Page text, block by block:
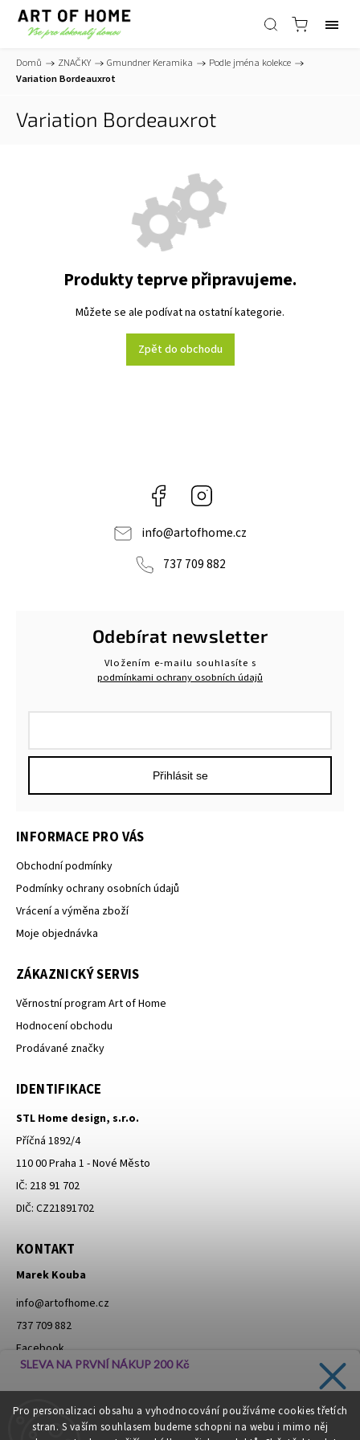
Pro personalizaci obsahu a vyhodnocování používáme cookies třetích
stran. S vaším souhlasem budeme schopni na webu i mimo něj
Domů / ZNAČKY / Gmundner Keramika / Podle jména kolekce /
Variation Bordeauxrot
Variation Bordeauxrot
Produkty teprve připravujeme.
Můžete se ale podívat na ostatní kategorie.
Zpět do obchodu
Facebook
info@artofhome.cz
737 709 882
Odebírat newsletter
Vložením e-mailu souhlasíte s
podmínkami ochrany osobních údajů
Přihlásit se
INFORMACE PRO VÁS
Obchodní podmínky
Podmínky ochrany osobních údajů
Vrácení a výměna zboží
Moje objednávka
ZÁKAZNICKÝ SERVIS
Věrnostní program Art of Home
Hodnocení obchodu
Prodávané značky
IDENTIFIKACE
STL Home design, s.r.o.
Příčná 1892/4
110 00 Praha 1 - Nové Město
IČ: 218 91 702
DIČ: CZ21891702
KONTAKT
Marek Kouba
info@artofhome.cz
737 709 882
Facebook
Instagram
Moje objednávka - odstoupení od smlouvy
SLEVA NA PRVNÍ NÁKUP 200 Kč
slevách přímo do vaší schránky!